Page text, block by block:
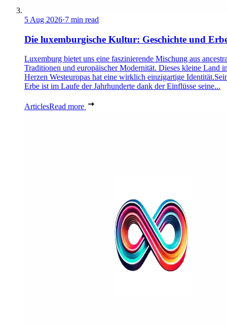
5 Aug 2026·7 min read
Die luxemburgische Kultur: Geschichte und
Luxemburg bietet uns eine faszinierende Mischung aus
Traditionen und europäischer Modernität. Dieses kleine Land
Herzen Westeuropas hat eine wirklich einzigartige
Erbe ist im Laufe der Jahrhunderte dank der Einflüsse seine...
ArticlesRead more